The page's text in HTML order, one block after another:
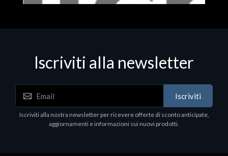
Software - Office Productivity
MS OFFICE H&S 2021 ESD
Iscriviti alla newsletter
Iscriviti
Iscriviti alla nostra newsletter per ricevere offerte di sconto anticipate,
aggiornamenti e informazioni sui nuovi prodotti.